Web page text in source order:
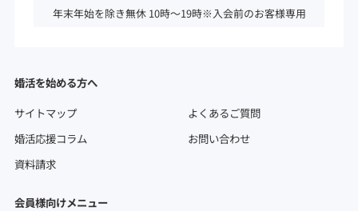
年末年始を除き無休 10時～19時※入会前のお客様専用
婚活を始める方へ
サイトマップ
よくあるご質問
婚活応援コラム
お問い合わせ
資料請求
会員様向けメニュー